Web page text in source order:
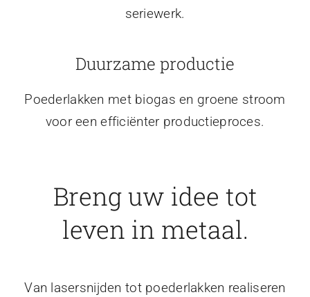
seriewerk.
Duurzame productie
Poederlakken met biogas en groene stroom
voor een efficiënter productieproces.
Breng uw idee tot
leven in metaal.
Van lasersnijden tot poederlakken realiseren